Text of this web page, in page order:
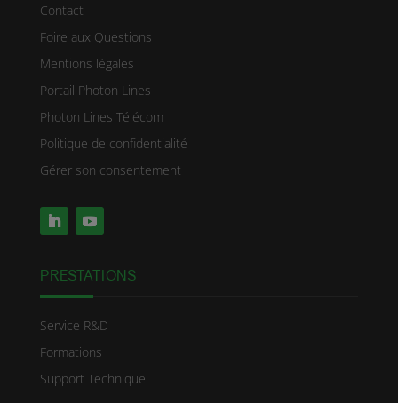
Contact
Foire aux Questions
Mentions légales
Portail Photon Lines
Photon Lines Télécom
Politique de confidentialité
Gérer son consentement
PRESTATIONS
Service R&D
Formations
Support Technique